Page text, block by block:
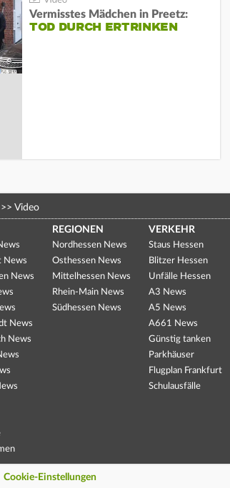
Vermisstes Mädchen in Preetz:
TOD DURCH ERTRINKEN
Video
News
News
News
News
REGIONEN
Nordhessen News
Osthessen News
Mittelhessen News
Rhein-Main News
Südhessen News
VERKEHR
Staus Hessen
Blitzer Hessen
Unfälle Hessen
A3 News
A5 News
A661 News
Günstig tanken
Parkhäuser
Flugplan Frankfurt
Schulausfälle
Cookie-Einstellungen